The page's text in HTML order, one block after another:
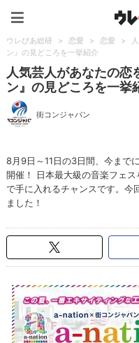
ウレぴあ総研 > 恋愛 > 恋愛 >
ン』の見どころを一挙紹介
人気芸人があなたの
ン』の見どころを一挙
街コンジャパン
8月9日～11日の3日間、今まで
開催！ 日本最大級の音楽フェ
で手に入れるチャンスです。今
ました！